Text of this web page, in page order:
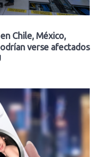
Chile, México,
verse afectados